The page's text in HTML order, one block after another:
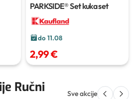
PARKSIDE® Set kukaset
do 11.08
2,99 €
Ručni
Sve akcije